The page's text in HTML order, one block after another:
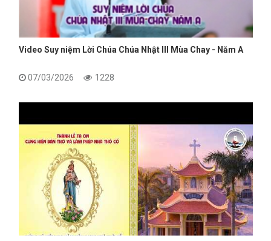
Video Suy niệm Lời Chúa Chúa Nhật III Mùa Chay - Năm A
07/03/2026 1228